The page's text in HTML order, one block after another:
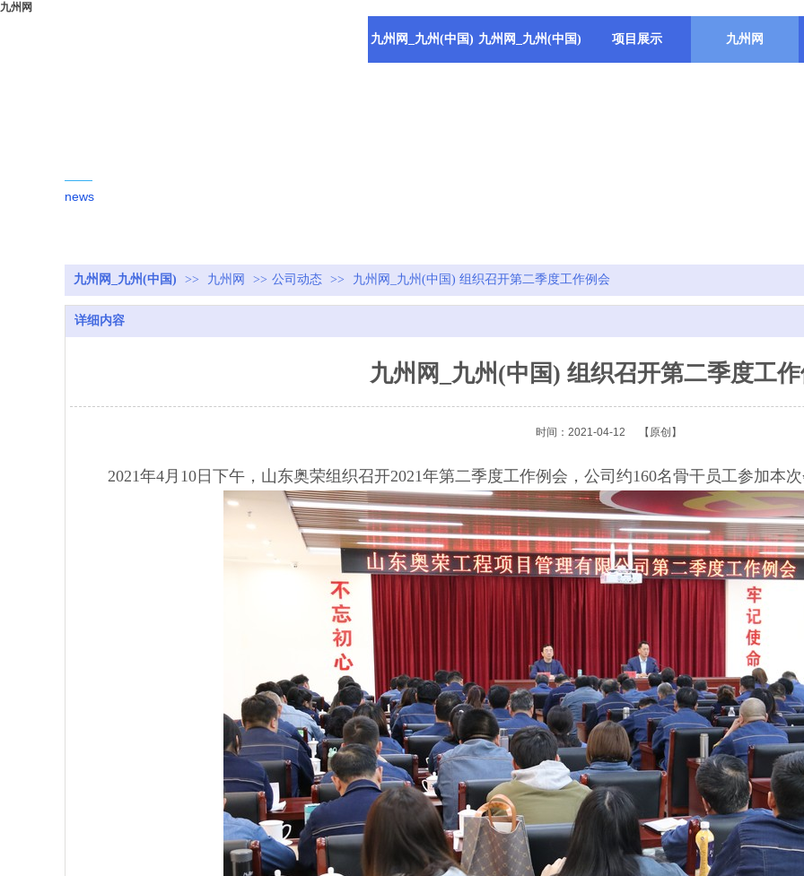
九州网
九州网_九州(中国) 九州网_九州(中国) 项目展示 九州网
news
九州网_九州(中国) >> 九州网 >> 公司动态 >> 九州网_九州(中国) 组织召开第二季度工作例会
详细内容
九州网_九州(中国) 组织召开第二季度工
时间：2021-04-12 【原创】
2021年4月10日下午，山东奥荣组织召开2021年第二季度工作例会，公司约160名骨干员工参加本